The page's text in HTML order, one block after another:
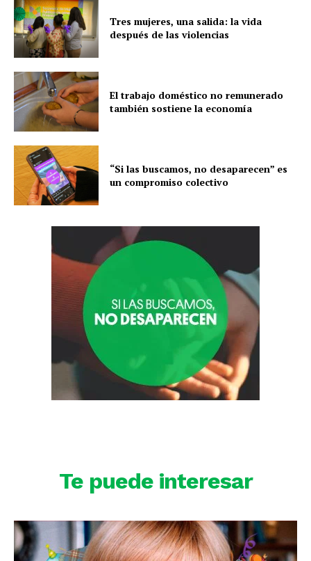
Tres mujeres, una salida: la vida
después de las violencias
El trabajo doméstico no remunerado
también sostiene la economía
“Si las buscamos, no desaparecen” es
un compromiso colectivo
Te puede interesar